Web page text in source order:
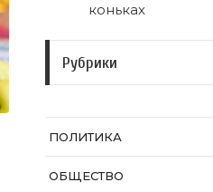
коньках
Рубрики
ПОЛИТИКА
ОБЩЕСТВО